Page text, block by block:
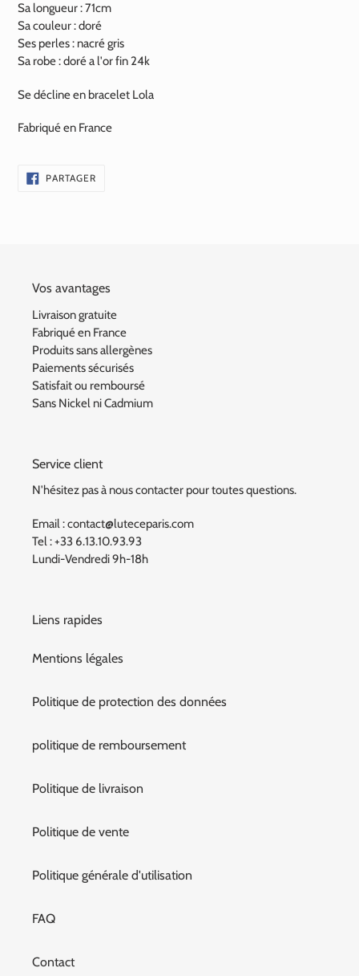
Sa longueur : 71cm
Sa couleur : doré
Ses perles : nacré gris
Sa robe : doré a l'or fin 24k
Se décline en bracelet Lola
Fabriqué en France
PARTAGERPARTAGER
SUR
Vos avantages
Livraison gratuite
Fabriqué en France
Produits sans allergènes
Paiements sécurisés
Satisfait ou remboursé
Sans Nickel ni Cadmium
Service client
N'hésitez pas à nous contacter pour toutes questions.
Email : contact@luteceparis.com
Tel : +33 6.13.10.93.93
Lundi-Vendredi 9h-18h
Liens rapides
Mentions légales
Politique de protection des données
politique de remboursement
Politique de livraison
Politique de vente
Politique générale d'utilisation
FAQ
Contact